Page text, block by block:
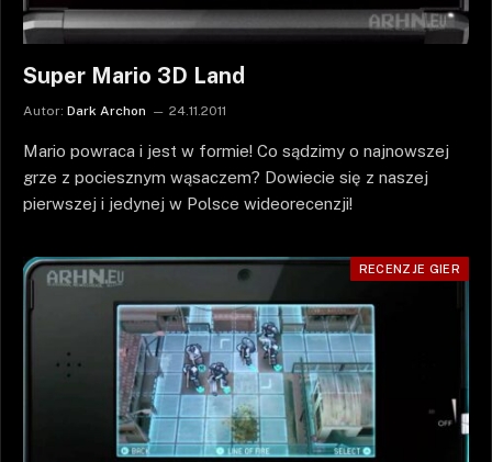
Super Mario 3D Land
Autor: Dark Archon 24.11.2011
Mario powraca i jest w formie! Co sądzimy o najnowszej
grze z pociesznym wąsaczem? Dowiecie się z naszej
pierwszej i jedynej w Polsce wideorecenzji!
RECENZJE GIER